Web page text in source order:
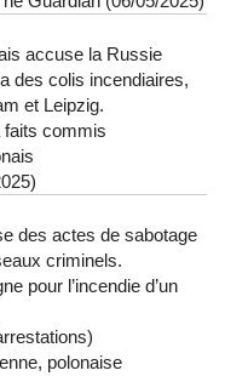
accuse la Russie
des colis incendiaires,
et Leipzig.
faits commis
des actes de sabotage
criminels.
pour l’incendie d’un
polonaise